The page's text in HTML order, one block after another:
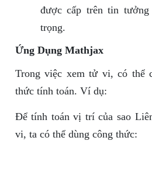
được cấp trên tin
trọng.
Ứng Dụng Mathjax
Trong việc xem tử vi, có thể
thức tính toán. Ví dụ:
Để tính toán vị trí của sao
vi, ta có thể dùng công thức: